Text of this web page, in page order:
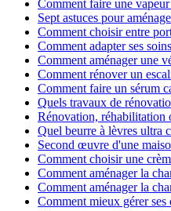
Comment faire une
Sept astuces pour
Comment choisir entre
Comment adapter ses
Comment aménager une
Comment rénover un
Comment faire un sérum
Quels travaux de
Rénovation, réhabilitation
Quel beurre à lèvres ultra
Second œuvre d'une
Comment choisir une
Comment aménager la
Comment aménager la
Comment mieux gérer